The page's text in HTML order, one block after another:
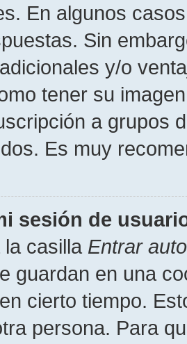
En algunos
Sin
y/o
tener su
a grupos
Es muy
sesión de
casilla Entrar
guardan en una
cierto tiempo.
persona. Para